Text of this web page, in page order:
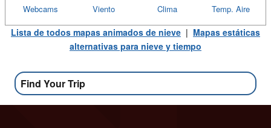
Temp. Aire
Clima
Viento
Webcams
Lista de todos mapas animados de nieve | Mapas estáticas
alternativas para nieve y tiempo
Find Your Trip